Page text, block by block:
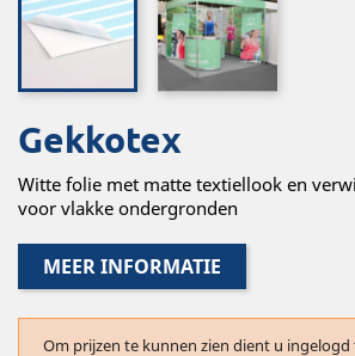
Gekkotex
Witte folie met matte textiellook en
voor vlakke ondergronden
MEER INFORMATIE
Om prijzen te kunnen zien dient u ingelogd